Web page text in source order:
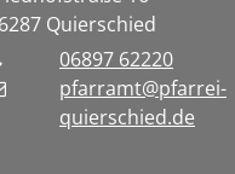
Quierschied
06897 62220
pfarramt@pfarrei-
quierschied.de